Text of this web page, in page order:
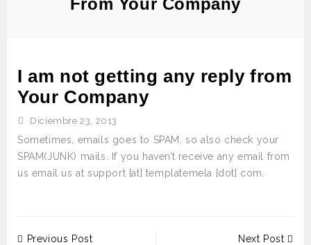
I am not getting any reply from
Your Company
Diciembre 23, 2013
Sometimes, emails goes to SPAM, so also check your
SPAM(JUNK) mails. If you haven’t receive any email from
us email us at support [at] templatemela [dot] com.
Previous Post Next Post